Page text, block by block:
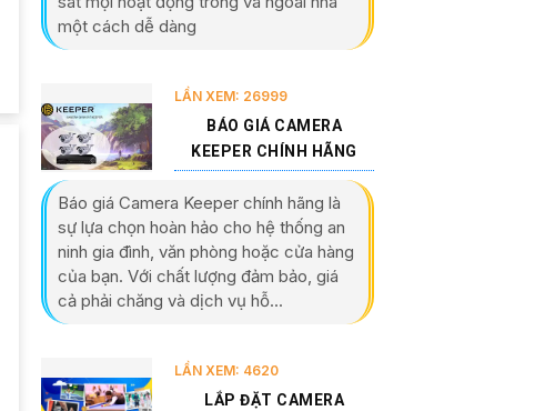
một cách dễ dàng
LẦN XEM: 26999
BÁO GIÁ CAMERA
KEEPER CHÍNH HÃNG
Báo giá Camera Keeper chính hãng là
sự lựa chọn hoàn hảo cho hệ thống an
ninh gia đình, văn phòng hoặc cửa hàng
của bạn. Với chất lượng đảm bảo, giá
cả phải chăng và dịch vụ hỗ...
LẦN XEM: 4620
LẮP ĐẶT CAMERA